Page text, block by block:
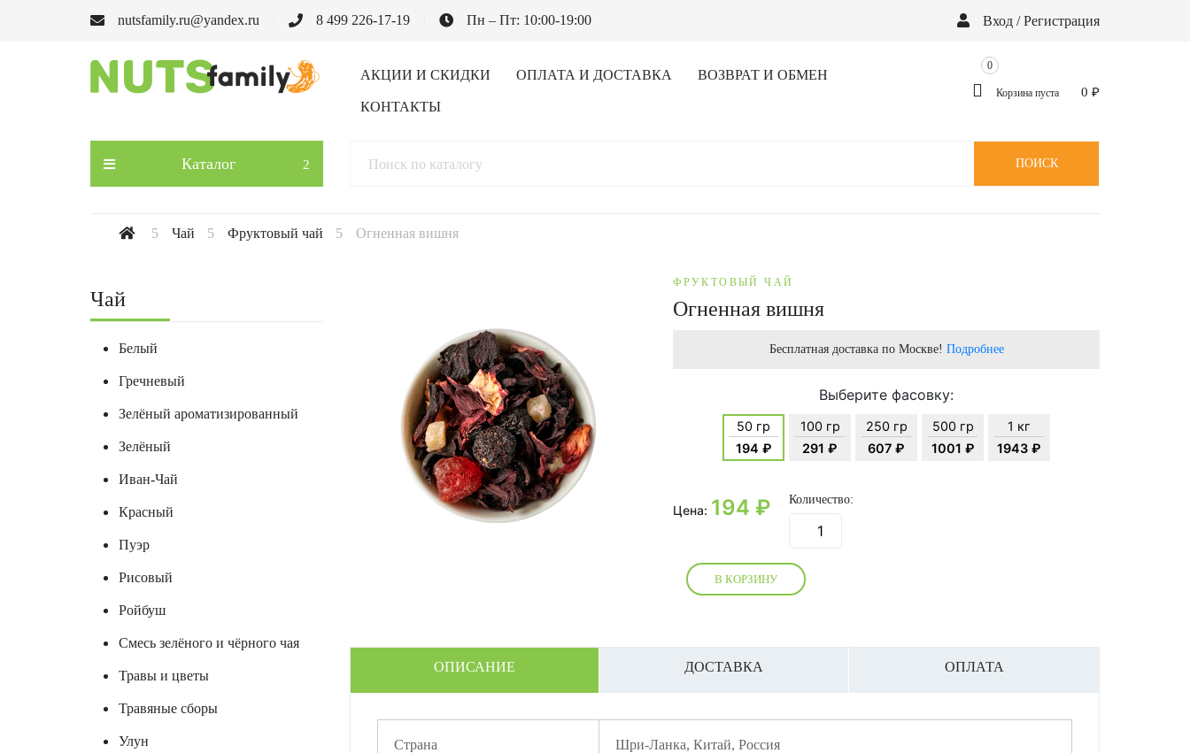
nutsfamily.ru@yandex.ru 8 499 226-17-19 Пн – Пт: 10:00-19:00 Вход / Регистрация
АКЦИИ И СКИДКИ ОПЛАТА И ДОСТАВКА ВОЗВРАТ И ОБМЕН
КОНТАКТЫ
Корзина пуста
0
0 ₽
Каталог ПОИСК
Чай Фруктовый чай Огненная вишня
Чай
Белый
Гречневый
Зелёный ароматизированный
Зелёный
Иван-Чай
Красный
Пуэр
Рисовый
Ройбуш
Смесь зелёного и чёрного чая
Травы и цветы
Травяные сборы
Улун
ФРУКТОВЫЙ ЧАЙ
Огненная вишня
Бесплатная доставка по Москве! Подробнее
Выберите фасовку:
50 гр
194 ₽
100 гр
291 ₽
250 гр
607 ₽
500 гр
1001 ₽
1 кг
1943 ₽
Цена: 194 ₽ Количество:
В КОРЗИНУ
ОПИСАНИЕ ДОСТАВКА ОПЛАТА
Страна Шри-Ланка, Китай, Россия